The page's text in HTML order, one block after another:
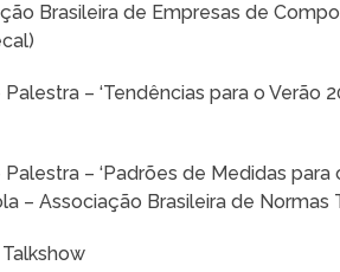
Brasileira de Empresas de
Palestra – ‘Tendências para o Verão
Palestra – ‘Padrões de Medidas
– Associação Brasileira de Normas
Talkshow